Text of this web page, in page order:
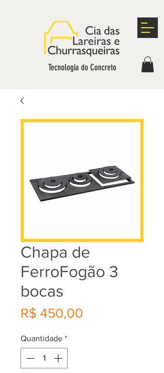
Tecnologia do Concreto
Chapa de
FerroFogão 3
bocas
R$ 450,00
Quantidade *